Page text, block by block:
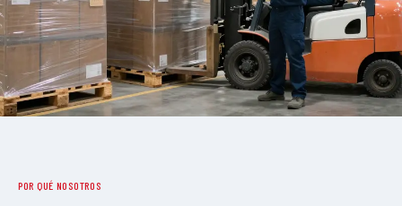
POR QUÉ NOSOTROS